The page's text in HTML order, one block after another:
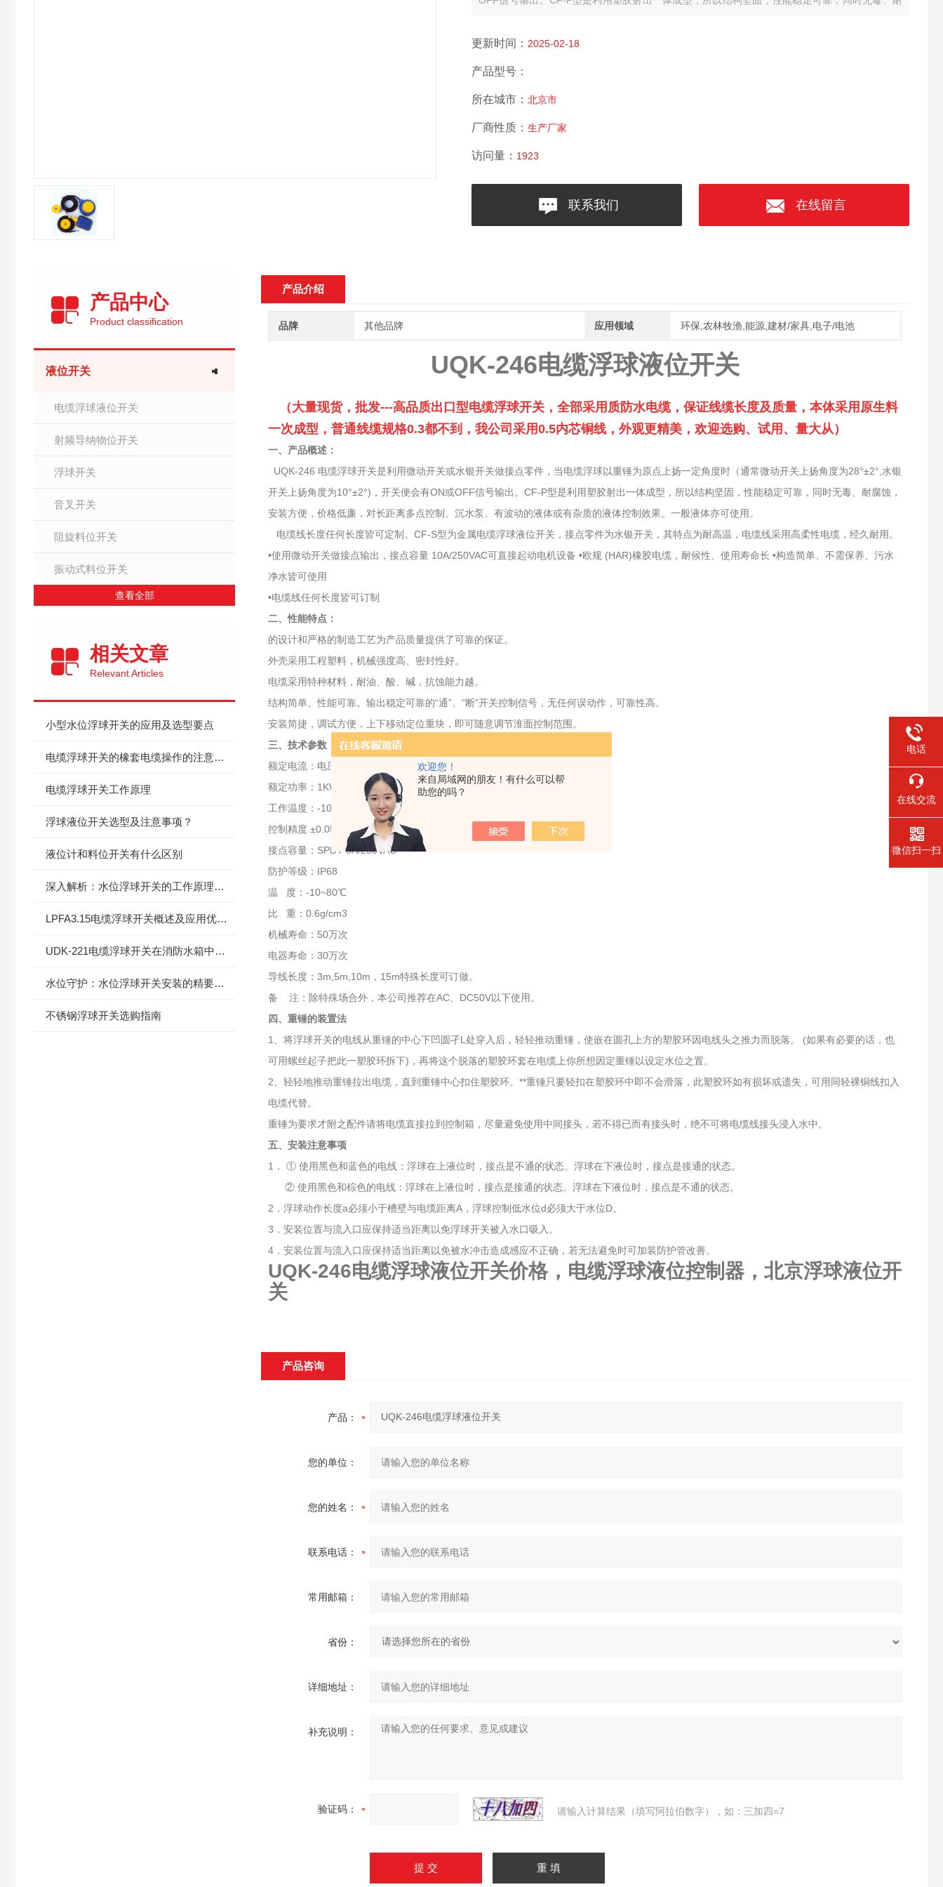
欢迎您！
来自局域网的朋友！有什么可以帮
助您的吗？
更新时间： 2025-02-18
产品型号：
所在城市： 北京市
厂商性质： 生产厂家
访问量： 1923
联系我们 在线留言
产品中心
Product classification
液位开关
电缆浮球液位开关
射频导纳物位开关
浮球开关
音叉开关
阻旋料位开关
振动式料位开关
查看全部
相关文章
Relevant Articles
小型水位浮球开关的应用及选型要点
电缆浮球开关的橡套电缆操作的注意事项及操作方法
电缆浮球开关工作原理
浮球液位开关选型及注意事项？
液位计和料位开关有什么区别
深入解析：水位浮球开关的工作原理与核心技术创新
LPFA3.15电缆浮球开关概述及应用优势分析
UDK-221电缆浮球开关在消防水箱中的应用
水位守护：水位浮球开关安装的精要指南
不锈钢浮球开关选购指南
产品介绍
品牌 其他品牌 应用领域 环保,农林牧渔,能源,建材/家具,电子/电池
UQK-246电缆浮球液位开关
（大量现货，批发---高品质出口型电缆浮球开关，全部采用质防水电缆，保证线缆长度及质量，本体采用原生料
一次成型，普通线缆规格0.3都不到，我公司采用0.5内芯铜线，外观更精美，欢迎选购、试用、量大从）
一、产品概述：
UQK-246 电缆浮球开关是利用微动开关或水银开关做接点零件，当电缆浮球以重锤为原点上扬一定角度时（通常微动开关上扬角度为28°±2°,水银
开关上扬角度为10°±2°)，开关便会有ON或OFF信号输出。CF-P型是利用塑胶射出一体成型，所以结构坚固，性能稳定可靠，同时无毒、耐腐蚀，
安装方便，价格低廉，对长距离多点控制、沉水泵、有波动的液体或有杂质的液体控制效果。一般液体亦可使用。
电缆线长度任何长度皆可定制。CF-S型为金属电缆浮球液位开关，接点零件为水银开关，其特点为耐高温，电缆线采用高柔性电缆，经久耐用。
•使用微动开关做接点输出，接点容量 10A/250VAC可直接起动电机设备 •欧规 (HAR)橡胶电缆，耐候性、使用寿命长 •构造简单、不需保养、污水
净水皆可使用
•电缆线任何长度皆可订制
二、性能特点：
的设计和严格的制造工艺为产品质量提供了可靠的保证。
外壳采用工程塑料，机械强度高、密封性好。
电缆采用特种材料，耐油、酸、碱，抗蚀能力越。
结构简单、性能可靠。输出稳定可靠的“通”、“断”开关控制信号，无任何误动作，可靠性高。
安装简捷，调试方便，上下移动定位重块，即可随意调节淮面控制范围。
三、技术参数：
额定电流：电压：10（8A）250V-10（4A）380V；
额定功率：1KW；
工作温度：-10摄氏度~60(塑料)摄氏度；-10摄氏度-170摄氏度(不锈钢)；
控制精度 ±0.05m
接点容量：SPDT 8A/250VAC
防护等级：IP68
温 度：-10~80℃
比 重：0.6g/cm3
机械寿命：50万次
电器寿命：30万次
导线长度：3m,5m,10m，15m特殊长度可订做。
备 注：除特殊场合外，本公司推荐在AC、DC50V以下使用。
四、重锤的装置法
1、将浮球开关的电线从重锤的中心下凹圆孑L处穿入后，轻轻推动重锤，使嵌在圆孔上方的塑胶环因电线头之推力而脱落。 (如果有必要的话，也
可用螺丝起子把此一塑胶环拆下)，再将这个脱落的塑胶环套在电缆上你所想因定重锤以设定水位之置。
2、轻轻地推动重锤拉出电缆，直到重锤中心扣住塑胶环。**重锤只要轻扣在塑胶环中即不会滑落，此塑胶环如有损坏或遗失，可用同轻裸铜线扣入
电缆代替。
重锤为要求才附之配件请将电缆直接拉到控制箱，尽量避免使用中间接头，若不得已而有接头时，绝不可将电缆线接头浸入水中。
五、安装注意事项
1． ① 使用黑色和蓝色的电线：浮球在上液位时，接点是不通的状态。浮球在下液位时，接点是接通的状态。
② 使用黑色和棕色的电线：浮球在上液位时，接点是接通的状态。浮球在下液位时，接点是不通的状态。
2．浮球动作长度a必须小于槽壁与电缆距离A，浮球控制低水位d必须大于水位D。
3．安装位置与流入口应保持适当距离以免浮球开关被入水口吸入。
4．安装位置与流入口应保持适当距离以免被水冲击造成感应不正确，若无法避免时可加装防护管改善。
UQK-246电缆浮球液位开关价格，电缆浮球液位控制器，北京浮球液位开
关
产品咨询
产品：
您的单位：
您的姓名：
联系电话：
常用邮箱：
省份：
详细地址：
补充说明：
验证码： 请输入计算结果（填写阿拉伯数字），如：三加四=7
电话
在线交流
微信扫一扫